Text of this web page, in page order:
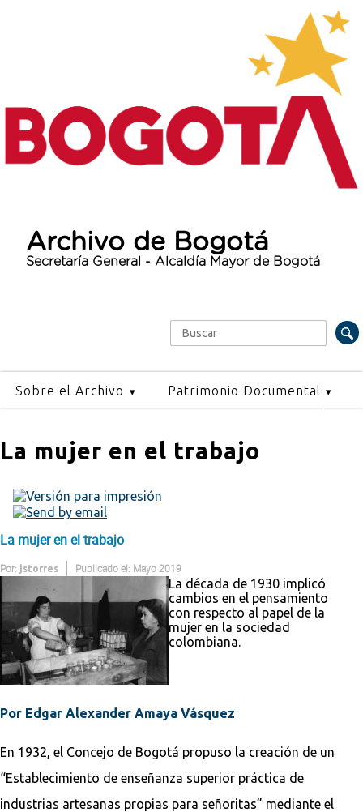
Archivo de Bogotá
Secretaría General - Alcaldía Mayor de Bogotá
Formulario de búsqueda
Buscar
Sobre el Archivo Patrimonio Documental
La mujer en el trabajo
La mujer en el trabajo
Por: jstorres Publicado el: Mayo 2019
La década de 1930 implicó
cambios en el pensamiento
con respecto al papel de la
mujer en la sociedad
colombiana.
Por Edgar Alexander Amaya Vásquez
En 1932, el Concejo de Bogotá propuso la creación de un
“Establecimiento de enseñanza superior práctica de
industrias artesanas propias para señoritas” mediante el